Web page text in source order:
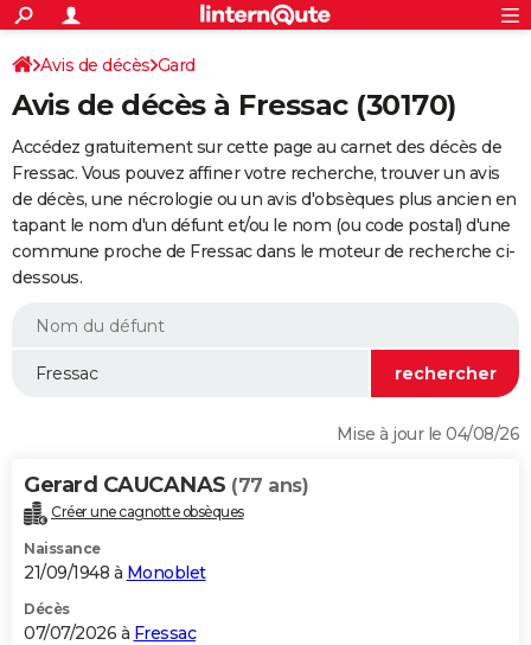
ACTUALITÉS
Politique
Société
Faits Divers
Education
Monde
Villes
+
SPORT
Coupe du monde 2026
Football
Tennis
Cyclisme
Rugby
Forum
Programme TV
TNT
Streaming
Cinéma
Sorties cinéma
Musique
+
FINANCE
Retraite
Epargne
Immobilier
Risques naturels par ville
Assurance
AUTO
Essais
Réserver un essai
Citadines
Berlines
SUV
Forum auto
+
HIGH-TECH
BRICOLAGE
WEEK-END
Alimentation
Guide de la santé
Maladies
Médicaments
Sommeil
VOYAGE
Destinations
City break
Voyage nature
Voyage de noces
Forum
Climat
+PHOTO
GUIDES D'ACHAT
Avis de décès Gard
Avis de décès à Fressac (30170)
Accédez gratuitement sur cette page au carnet des décès de
Fressac. Vous pouvez affiner votre recherche, trouver un avis
de décès, une nécrologie ou un avis d'obsèques plus ancien en
tapant le nom d'un défunt et/ou le nom (ou code postal) d'une
commune proche de Fressac dans le moteur de recherche ci-
dessous.
Mise à jour le 04/08/26
Gerard CAUCANAS (77 ans)
Créer une cagnotte obsèques
Naissance
21/09/1948 à Monoblet
Décès
07/07/2026 à Fressac